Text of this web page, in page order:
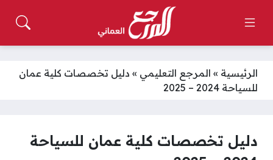
الرئيسية » المرجع التعليمي » دليل تخصصات كلية عمان
للسياحة 2024 – 2025
دليل تخصصات كلية عمان للسياحة